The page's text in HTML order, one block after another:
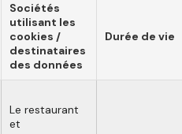
Sociétés
utilisant les
cookies /
destinataires
des données
Durée de vie
Le restaurant
et